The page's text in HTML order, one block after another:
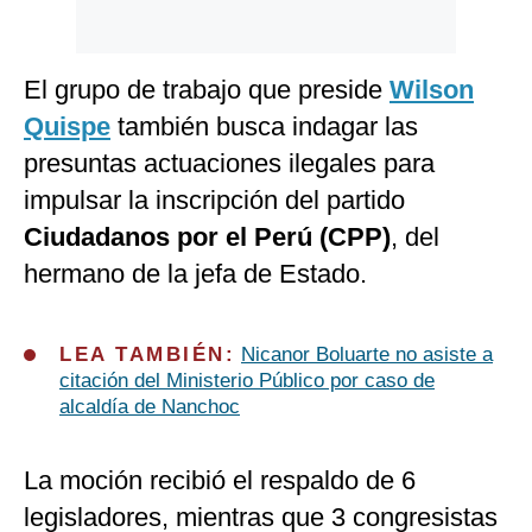
El grupo de trabajo que preside Wilson
Quispe también busca indagar las
presuntas actuaciones ilegales para
impulsar la inscripción del partido
Ciudadanos por el Perú (CPP), del
hermano de la jefa de Estado.
LEA TAMBIÉN: Nicanor Boluarte no asiste a
citación del Ministerio Público por caso de
alcaldía de Nanchoc
La moción recibió el respaldo de 6
legisladores, mientras que 3 congresistas